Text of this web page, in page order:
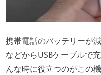
携帯電話のバッテリーが
などからUSBケーブルで
んな時に役立つのがこの機